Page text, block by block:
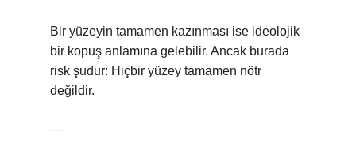
Bir yüzeyin tamamen kazınması ise ideolojik
bir kopuş anlamına gelebilir. Ancak burada
risk şudur: Hiçbir yüzey tamamen nötr
değildir.
—